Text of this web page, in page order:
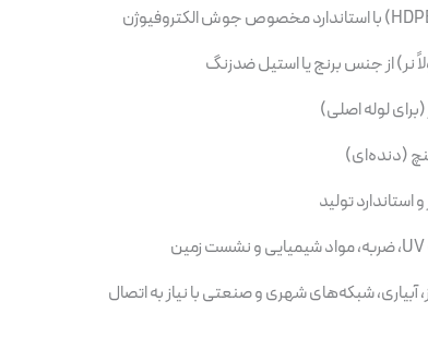
نر) از جنس برنج یا استیل ضدزنگ
آبیاری، شبکه‌های شهری و صنعتی با نیاز به اتصال